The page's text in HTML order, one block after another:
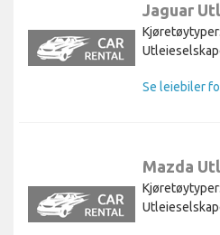
Jaguar
Se leiebiler
Mazda